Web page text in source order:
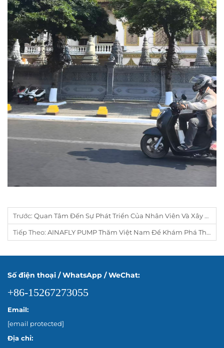
Trước: Quan Tâm Đến Sự Phát Triển Của Nhân Viên Và Xây Dựng Văn Hóa Doanh Nghiệp Vững Mạnh
Tiếp Theo: AINAFLY PUMP Thăm Việt Nam Để Khám Phá Thị Trường Máy Bơm Nước Địa Phương Và Tăng Cường Hợp Tác Với Khách Hàng
Số điện thoại / WhatsApp / WeChat:
+86-15267273055
Email:
[email protected]
Địa chỉ: